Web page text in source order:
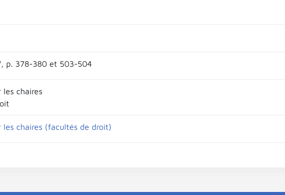
p. 378-380 et 503-504
les chaires
les chaires (facultés de droit)